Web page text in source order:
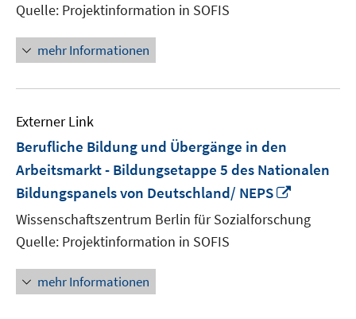
Quelle: Projektinformation in SOFIS
mehr Informationen
Externer Link
Berufliche Bildung und Übergänge in den
Arbeitsmarkt - Bildungsetappe 5 des Nationalen
Bildungspanels von Deutschland/ NEPS
Fenster
Wissenschaftszentrum Berlin für Sozialforschung
Quelle: Projektinformation in SOFIS
mehr Informationen